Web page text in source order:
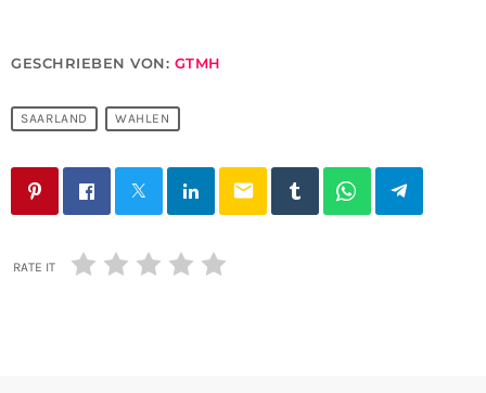
GESCHRIEBEN VON: GTMH
SAARLAND WAHLEN
email
RATE IT